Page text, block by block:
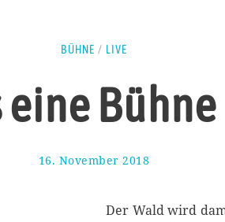
BÜHNE / LIVE
eine
16. November 2018
N
Der Wald wird